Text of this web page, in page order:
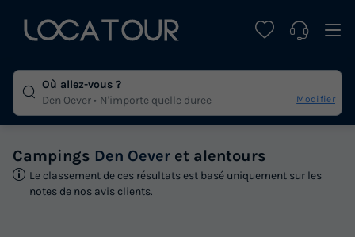
Où allez-vous ?
Den Oever
N'importe quelle duree Modifier
Campings Den Oever et alentours
Le classement de ces résultats est basé uniquement sur les
notes de nos avis clients.